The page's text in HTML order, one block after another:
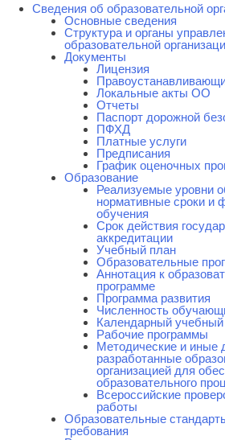
Сведения об образовательной
Основные сведения
Cтруктура и органы
образовательной
Документы
Лицензия
Локальные акты ОО
Отчеты
Паспорт дорожной
ПФХД
Платные услуги
Предписания
График оценочных
Образование
Реализуемые уровни
нормативные сроки и
обучения
Срок действия
аккредитации
Учебный план
Образовательные
Аннотация к
программе
Программа развития
Численность
Календарный учебный
Рабочие программы
Методические и иные
разработанные
организацией для
образовательного
Всероссийские
работы
Образовательные
требования